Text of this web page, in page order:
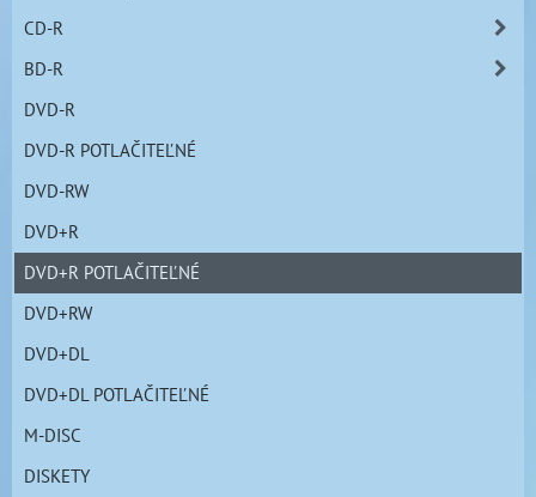
CD-R
BD-R
DVD-R
DVD-R POTLAČITEĽNÉ
DVD-RW
DVD+R
DVD+R POTLAČITEĽNÉ
DVD+RW
DVD+DL
DVD+DL POTLAČITEĽNÉ
M-DISC
DISKETY